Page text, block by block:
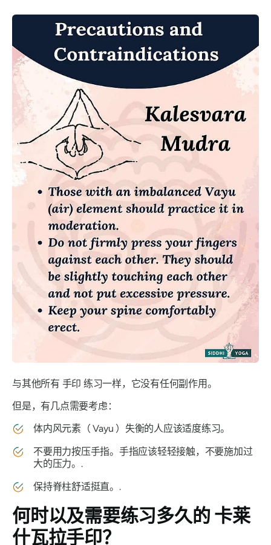
与其他所有 手印 练习一样，它没有任何副作用。
但是，有几点需要考虑：
体内风元素（Vayu ）失衡的人应该适度练习。
不要用力按压手指。手指应该轻轻接触，不要施加过
大的压力。.
保持脊柱舒适挺直。.
何时以及需要练习多久的卡莱
什瓦拉手印？